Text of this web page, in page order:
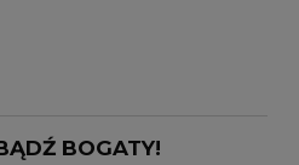
BOGATY!